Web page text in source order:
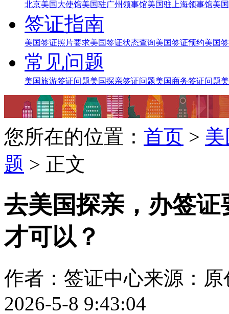
北京美国大使馆美国驻广州领事馆美国驻上海领事馆美
签证指南
美国签证照片要求美国签证状态查询美国签证预约美国
常见问题
美国旅游签证问题美国探亲签证问题美国商务签证问题
您所在的位置： 首页 >
题 > 正文
去美国探亲，办签
才可以？
作者：签证中心来源：原
2026-5-8 9:43:04